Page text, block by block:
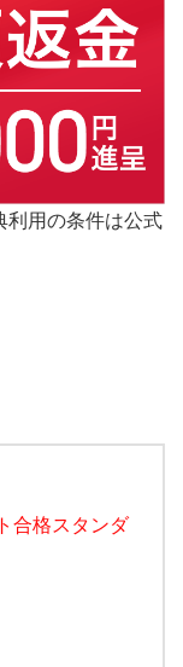
用の条件は公式
合格スタンダ